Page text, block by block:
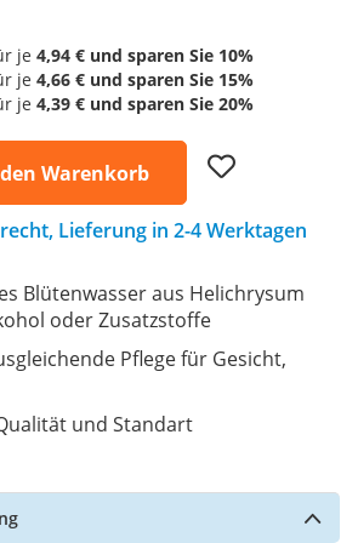
je 4,94 € und sparen Sie 10%
je 4,66 € und sparen Sie 15%
je 4,39 € und sparen Sie 20%
Warenkorb
List
Lieferung in 2-4 Werktagen
Blütenwasser aus Helichrysum
oder Zusatzstoffe
Pflege für Gesicht,
und Standart